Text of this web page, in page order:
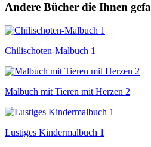
Andere Bücher die Ihnen
Chilischoten-Malbuch 1
Malbuch mit Tieren mit Herzen 2
Lustiges Kindermalbuch 1